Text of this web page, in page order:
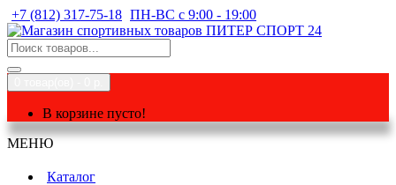
+7 (812) 317-75-18 ПН-ВС с 9:00 - 19:00
В корзине пусто!
МЕНЮ
Каталог